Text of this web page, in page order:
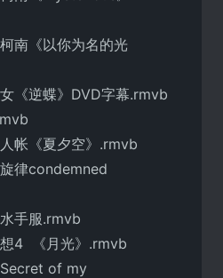
南《以你为名的光
女《逆蝶》DVD字幕.rmvb
帐《夏夕空》.rmvb
旋律condemned
手服.rmvb
想4 《月光》.rmvb
Secret of my